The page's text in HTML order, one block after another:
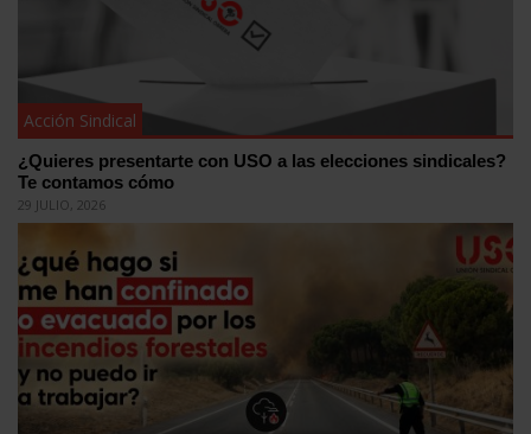
Acción Sindical
¿Quieres presentarte con USO a las elecciones sindicales?
Te contamos cómo
29 JULIO, 2026